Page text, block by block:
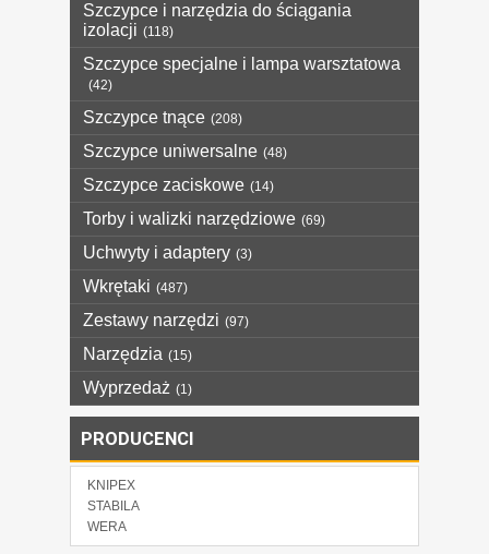
Szczypce i narzędzia do ściągania
izolacji (118)
Szczypce specjalne i lampa warsztatowa
(42)
Szczypce tnące (208)
Szczypce uniwersalne (48)
Szczypce zaciskowe (14)
Torby i walizki narzędziowe (69)
Uchwyty i adaptery (3)
Wkrętaki (487)
Zestawy narzędzi (97)
Narzędzia (15)
Wyprzedaż (1)
PRODUCENCI
KNIPEX
STABILA
WERA